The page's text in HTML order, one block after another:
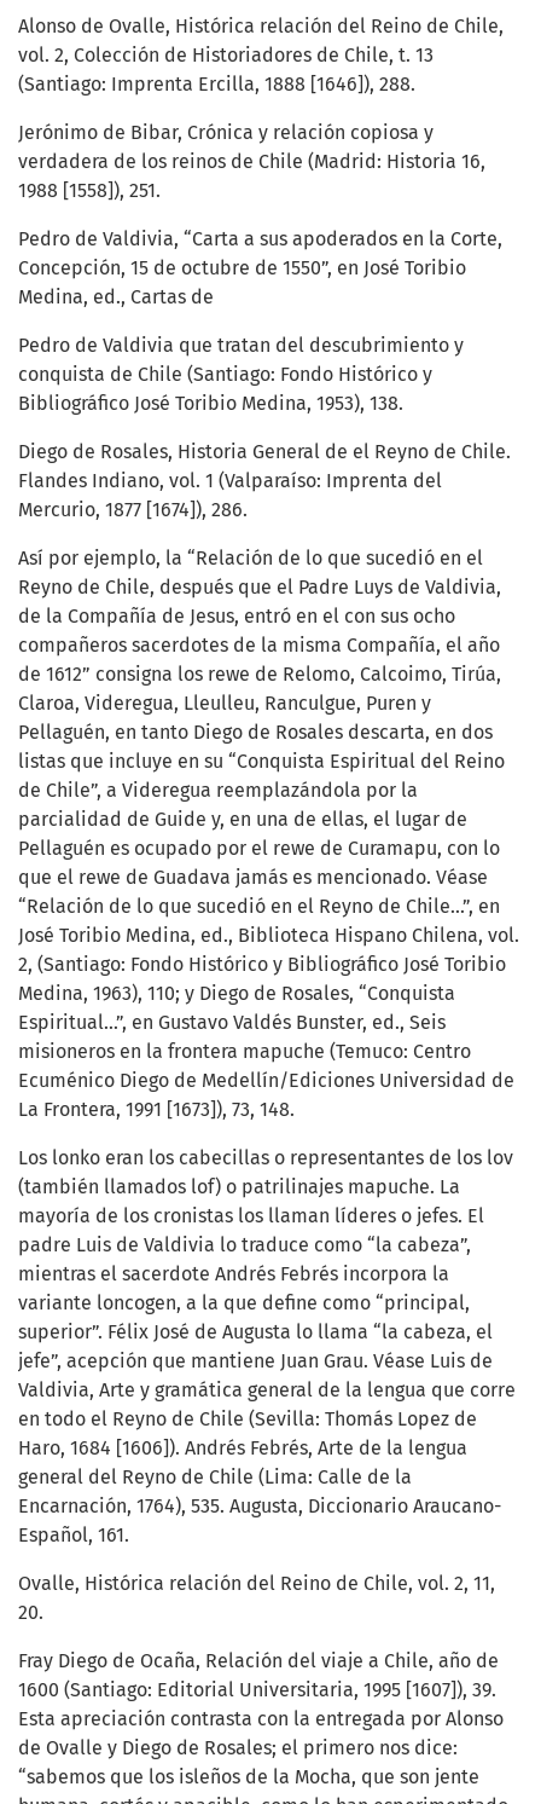
Alonso de Ovalle, Histórica relación del Reino de Chile,
vol. 2, Colección de Historiadores de Chile, t. 13
(Santiago: Imprenta Ercilla, 1888 [1646]), 288.
Jerónimo de Bibar, Crónica y relación copiosa y
verdadera de los reinos de Chile (Madrid: Historia 16,
1988 [1558]), 251.
Pedro de Valdivia, “Carta a sus apoderados en la Corte,
Concepción, 15 de octubre de 1550”, en José Toribio
Medina, ed., Cartas de
Pedro de Valdivia que tratan del descubrimiento y
conquista de Chile (Santiago: Fondo Histórico y
Bibliográfico José Toribio Medina, 1953), 138.
Diego de Rosales, Historia General de el Reyno de Chile.
Flandes Indiano, vol. 1 (Valparaíso: Imprenta del
Mercurio, 1877 [1674]), 286.
Así por ejemplo, la “Relación de lo que sucedió en el
Reyno de Chile, después que el Padre Luys de Valdivia,
de la Compañía de Jesus, entró en el con sus ocho
compañeros sacerdotes de la misma Compañía, el año
de 1612” consigna los rewe de Relomo, Calcoimo, Tirúa,
Claroa, Videregua, Lleulleu, Ranculgue, Puren y
Pellaguén, en tanto Diego de Rosales descarta, en dos
listas que incluye en su “Conquista Espiritual del Reino
de Chile”, a Videregua reemplazándola por la
parcialidad de Guide y, en una de ellas, el lugar de
Pellaguén es ocupado por el rewe de Curamapu, con lo
que el rewe de Guadava jamás es mencionado. Véase
“Relación de lo que sucedió en el Reyno de Chile...”, en
José Toribio Medina, ed., Biblioteca Hispano Chilena, vol.
2, (Santiago: Fondo Histórico y Bibliográfico José Toribio
Medina, 1963), 110; y Diego de Rosales, “Conquista
Espiritual...”, en Gustavo Valdés Bunster, ed., Seis
misioneros en la frontera mapuche (Temuco: Centro
Ecuménico Diego de Medellín/Ediciones Universidad de
La Frontera, 1991 [1673]), 73, 148.
Los lonko eran los cabecillas o representantes de los lov
(también llamados lof) o patrilinajes mapuche. La
mayoría de los cronistas los llaman líderes o jefes. El
padre Luis de Valdivia lo traduce como “la cabeza”,
mientras el sacerdote Andrés Febrés incorpora la
variante loncogen, a la que define como “principal,
superior”. Félix José de Augusta lo llama “la cabeza, el
jefe”, acepción que mantiene Juan Grau. Véase Luis de
Valdivia, Arte y gramática general de la lengua que corre
en todo el Reyno de Chile (Sevilla: Thomás Lopez de
Haro, 1684 [1606]). Andrés Febrés, Arte de la lengua
general del Reyno de Chile (Lima: Calle de la
Encarnación, 1764), 535. Augusta, Diccionario Araucano-
Español, 161.
Ovalle, Histórica relación del Reino de Chile, vol. 2, 11,
20.
Fray Diego de Ocaña, Relación del viaje a Chile, año de
1600 (Santiago: Editorial Universitaria, 1995 [1607]), 39.
Esta apreciación contrasta con la entregada por Alonso
de Ovalle y Diego de Rosales; el primero nos dice:
“sabemos que los isleños de la Mocha, que son jente